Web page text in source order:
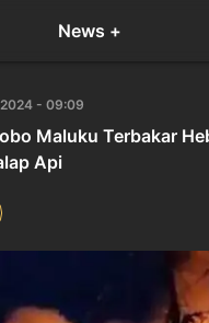
News +
- 09:09
Maluku Terbakar
Api